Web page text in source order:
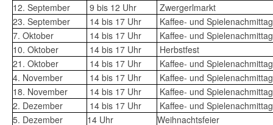
12. September
9 bis 12 Uhr
Zwergerlmarkt
23. September
14 bis 17 Uhr
Kaffee- und Spielenachmittag
7. Oktober
14 bis 17 Uhr
Kaffee- und Spielenachmittag
10. Oktober
14 bis 17 Uhr
Herbstfest
21. Oktober
14 bis 17 Uhr
Kaffee- und Spielenachmittag
4. November
14 bis 17 Uhr
Kaffee- und Spielenachmittag
18. November
14 bis 17 Uhr
Kaffee- und Spielenachmittag
2. Dezember
14 bis 17 Uhr
Kaffee- und Spielenachmittag
5. Dezember
14 Uhr
Weihnachtsfeier